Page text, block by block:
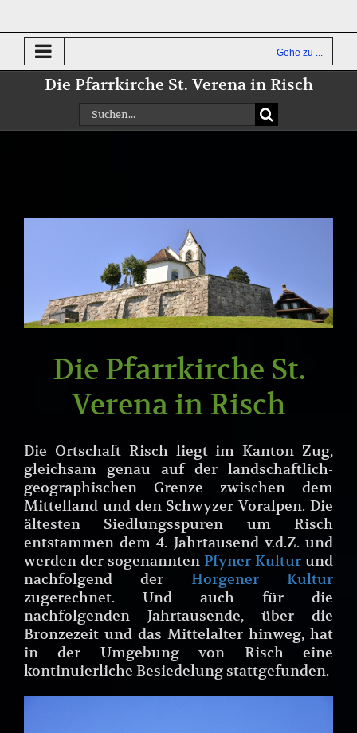
springen
Gehe zu ...
Die Pfarrkirche St. Verena in Risch
Suche
nach:
Die Pfarrkirche St.
Verena in Risch
Die Ortschaft Risch liegt im Kanton Zug,
gleichsam genau auf der landschaftlich-
geographischen Grenze zwischen dem
Mittelland und den Schwyzer Voralpen. Die
ältesten Siedlungsspuren um Risch
entstammen dem 4. Jahrtausend v.d.Z. und
werden der sogenannten Pfyner Kultur und
nachfolgend der Horgener Kultur
zugerechnet. Und auch für die
nachfolgenden Jahrtausende, über die
Bronzezeit und das Mittelalter hinweg, hat
in der Umgebung von Risch eine
kontinuierliche Besiedelung stattgefunden.